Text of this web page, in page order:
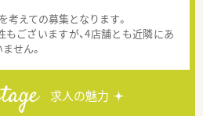
考えての募集となります。
ございますが、4店舗とも近隣にあ
せん。
求人の魅力